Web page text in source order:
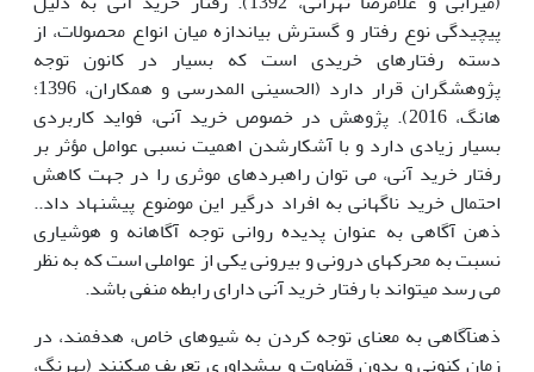
پیچیدگی نوع رفتار و گسترش بی­اندازه میان انواع محصولات، از
دسته رفتارهای خریدی است که بسیار در کانون توجه
پژوهشگران قرار دارد (الحسینی المدرسی و همکاران، 1396؛
هانگ، 2016). پژوهش در خصوص خرید آنی، فواید کاربردی
بسیار زیادی دارد و با آشکارشدن اهمیت نسبی عوامل مؤثر بر
رفتار خرید آنی، می توان راهبردهای موثری را در جهت کاهش
احتمال خرید ناگهانی به افراد درگیر این موضوع پیشنهاد داد..
ذهن آگاهی به عنوان پدیده روانی توجه آگاهانه و هوشیاری
نسبت به محرک­های درونی و بیرونی یکی از عواملی است که به نظر
می رسد می­تواند با رفتار خرید آنی دارای رابطه منفی باشد.
ذهن­آگاهی به معنای توجه کردن به شیوهای خاص، هدفمند، در
زمان کنونی و بدون قضاوت و پیش­داوری تعریف می­کنند (بهرنگ،